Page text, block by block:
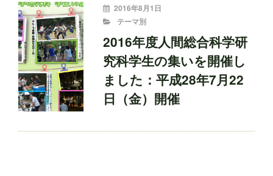
投
稿
2016年8月1日
CATEGORIES
テーマ別
2016年度人間総合科学研
究科学生の集いを開催し
ました：平成28年7月22
日（金）開催